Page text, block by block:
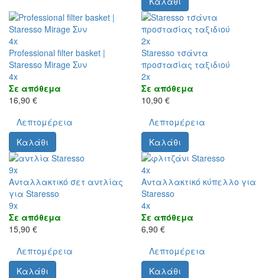
4x
Professional filter basket |
Staresso Mirage Συν
4x
Σε απόθεμα
16,90 €
Λεπτομέρεια
Καλάθι
2x
Staresso τσάντα
προστασίας ταξιδιού
2x
Σε απόθεμα
10,90 €
Λεπτομέρεια
Καλάθι
9x
Ανταλλακτικό σετ αντλίας
για Staresso
9x
Σε απόθεμα
15,90 €
Λεπτομέρεια
Καλάθι
4x
Ανταλλακτικό κύπελλο για
Staresso
4x
Σε απόθεμα
6,90 €
Λεπτομέρεια
Καλάθι